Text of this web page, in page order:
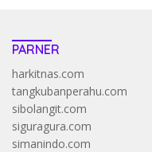
PARNER
harkitnas.com
tangkubanperahu.com
sibolangit.com
siguragura.com
simanindo.com